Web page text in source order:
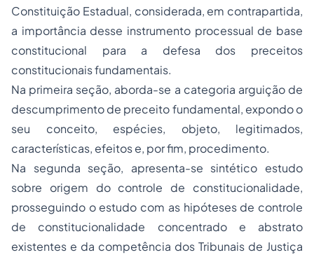
Constituição Estadual, considerada, em contrapartida,
a importância desse instrumento processual de base
constitucional para a defesa dos preceitos
constitucionais fundamentais.
Na primeira seção, aborda-se a categoria arguição de
descumprimento de preceito fundamental, expondo o
seu conceito, espécies, objeto, legitimados,
características, efeitos e, por fim, procedimento.
Na segunda seção, apresenta-se sintético estudo
sobre origem do controle de constitucionalidade,
prosseguindo o estudo com as hipóteses de controle
de constitucionalidade concentrado e abstrato
existentes e da competência dos Tribunais de Justiça